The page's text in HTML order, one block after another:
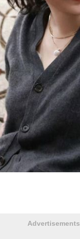
Advertisements